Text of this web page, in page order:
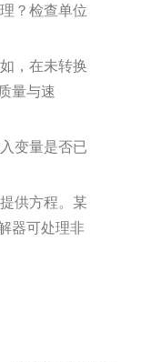
？检查单位
，在未转换
量与速
变量是否已
供方程。某
器可处理非